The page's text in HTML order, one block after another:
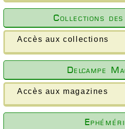
Collections des
Accès aux collections
Delcampe
Accès aux magazines